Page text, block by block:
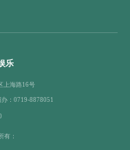
乐
上海路16号
：0719-8878051
有：